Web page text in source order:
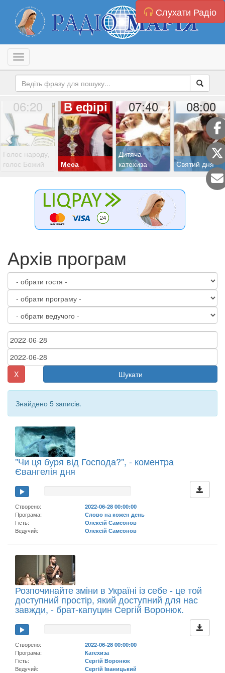
Слухати Радіо
Toggle navigation
06:20
Голос народу,
голос Божий
В ефірі
Меса
07:40
Дитяча
катехиза
08:00
Святий дня
Архів програм
X Шукати
Знайдено 5 записів.
"Чи ця буря від Господа?", - коментра
Євангелія дня
Створено:
2022-06-28 00:00:00
Програма:
Слово на кожен день
Гість:
Олексій Самсонов
Ведучий:
Олексій Самсонов
Розпочинайте зміни в Україні із себе - це той
доступний простір, який доступний для нас
завжди, - брат-капуцин Сергій Воронюк.
Створено:
2022-06-28 00:00:00
Програма:
Катехиза
Гість:
Сергій Воронюк
Ведучий:
Сергій Іваницький